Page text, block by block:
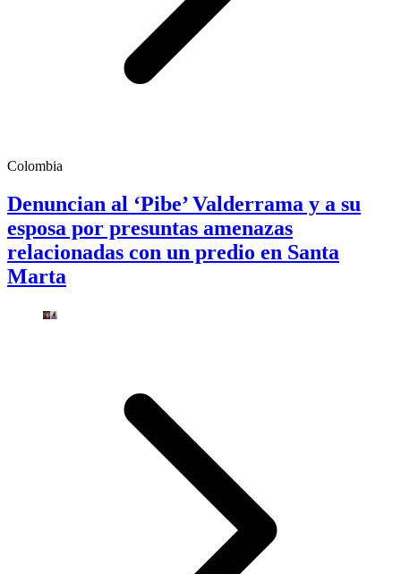
Colombia
Denuncian al ‘Pibe’ Valderrama y a su
esposa por presuntas amenazas
relacionadas con un predio en Santa
Marta